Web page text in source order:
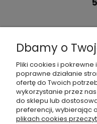
Dbamy o
Pliki cookies i
poprawne działanie
ofertę do Twoich
wykorzystanie przez
do sklepu lub
preferencji, wybierając
plikach cookies